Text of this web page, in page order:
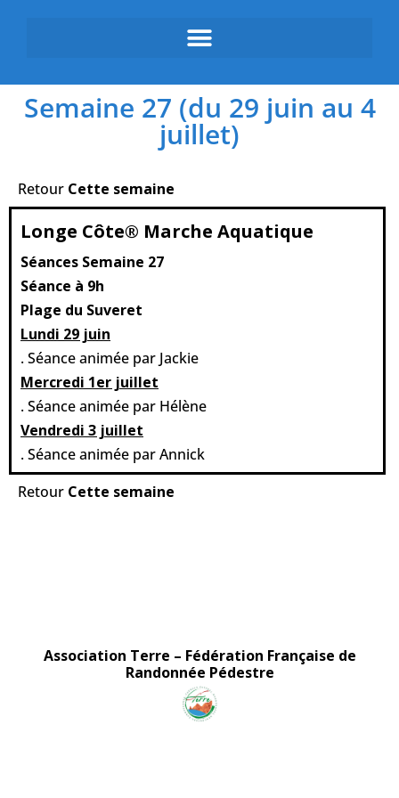
Semaine 27 (du 29 juin au 4
juillet)
Retour Cette semaine
Longe Côte® Marche Aquatique
Séances Semaine 27
Séance à 9h
Plage du Suveret
Lundi 29 juin
. Séance animée par Jackie
Mercredi 1er juillet
. Séance animée par Hélène
Vendredi 3 juillet
. Séance animée par Annick
Retour Cette semaine
Association Terre – Fédération Française de
Randonnée Pédestre